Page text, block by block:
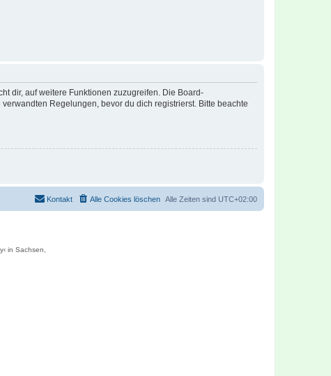
dir, auf weitere Funktionen zuzugreifen. Die Board-
Regelungen, bevor du dich registrierst. Bitte beachte
Alle Zeiten sind UTC+02:00
Alle Cookies löschen
Kontakt
in Sachsen,